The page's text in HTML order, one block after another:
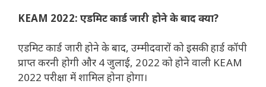
KEAM 2022: एडमिट कार्ड जारी होने के बाद क्या?
एडमिट कार्ड जारी होने के बाद, उम्मीदवारों को इसकी हार्ड कॉपी
प्राप्त करनी होगी और 4 जुलाई, 2022 को होने वाली KEAM
2022 परीक्षा में शामिल होना होगा।